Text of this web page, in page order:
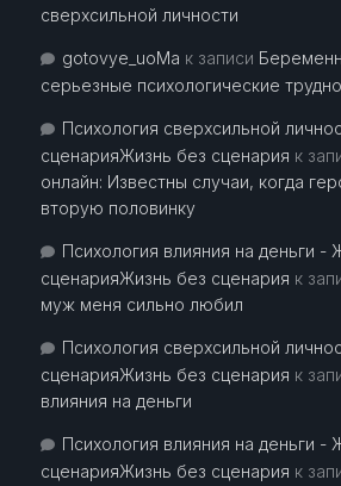
сверхсильной личности
gotovye_uoMa к записи
серьезные психологические
Психология сверхсильной
сценарияЖизнь без сценария к
онлайн: Известны случаи, когда
вторую половинку
Психология влияния на деньги -
сценарияЖизнь без сценария к
муж меня сильно любил
Психология сверхсильной
сценарияЖизнь без сценария к
влияния на деньги
Психология влияния на деньги -
сценарияЖизнь без сценария к